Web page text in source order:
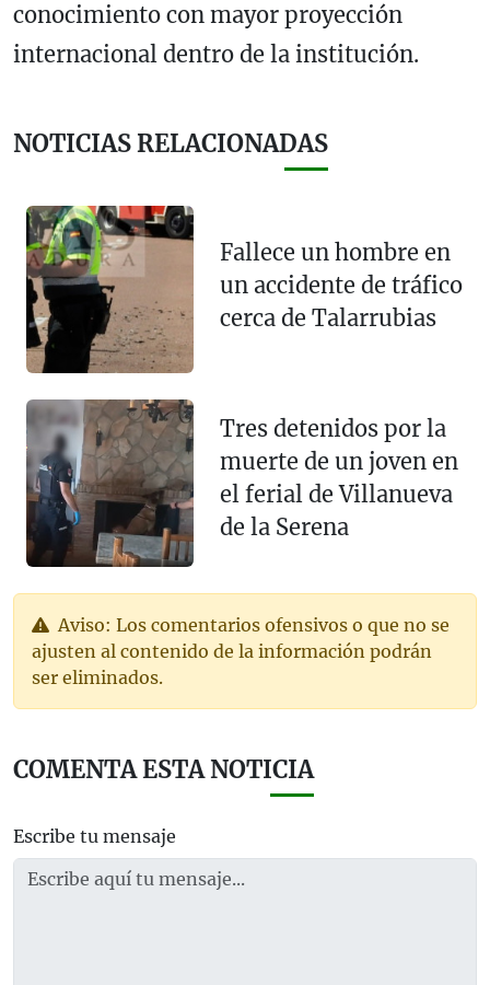
conocimiento con mayor proyección
internacional dentro de la institución.
NOTICIAS RELACIONADAS
Fallece un hombre en
un accidente de tráfico
cerca de Talarrubias
Tres detenidos por la
muerte de un joven en
el ferial de Villanueva
de la Serena
Aviso: Los comentarios ofensivos o que no se
ajusten al contenido de la información podrán
ser eliminados.
COMENTA ESTA NOTICIA
Escribe tu mensaje